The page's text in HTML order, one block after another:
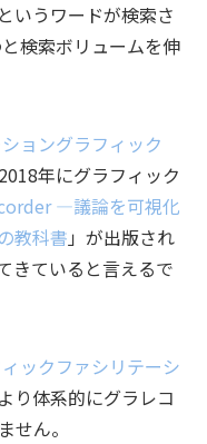
いうワードが検索さ
検索ボリュームを伸
ョングラフィック
年にグラフィック
—議論を可視化
教科書 」が出版され
きていると言えるで
ックファシリテーシ
り体系的にグラレコ
せん。